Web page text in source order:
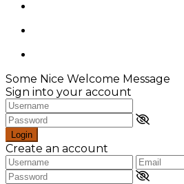
Some Nice Welcome Message
Sign into your account
Login
Create an account